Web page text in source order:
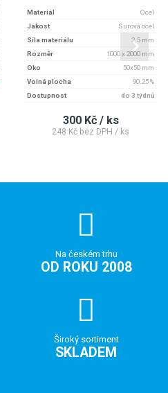
Materiál
Ocel
Jakost
Surová ocel
Síla materiálu
2.5 mm
Rozměr
1000 x 2000 mm
Oko
50x50 mm
Volná plocha
90.25 %
Dostupnost
do 3 týdnů
300 Kč / ks
248 Kč bez DPH / ks
Na českém trhu
OD ROKU 2008
Široký sortiment
SKLADEM